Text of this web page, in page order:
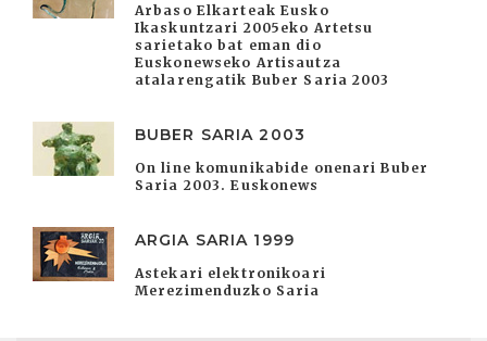
Arbaso Elkarteak Eusko
Ikaskuntzari 2005eko Artetsu
sarietako bat eman dio
Euskonewseko Artisautza
atalarengatik Buber Saria 2003
BUBER SARIA 2003
On line komunikabide onenari Buber
Saria 2003. Euskonews
ARGIA SARIA 1999
Astekari elektronikoari
Merezimenduzko Saria